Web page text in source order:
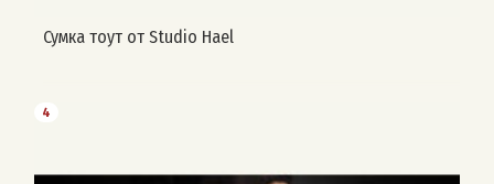
Сумка тоут от Studio Hael
4